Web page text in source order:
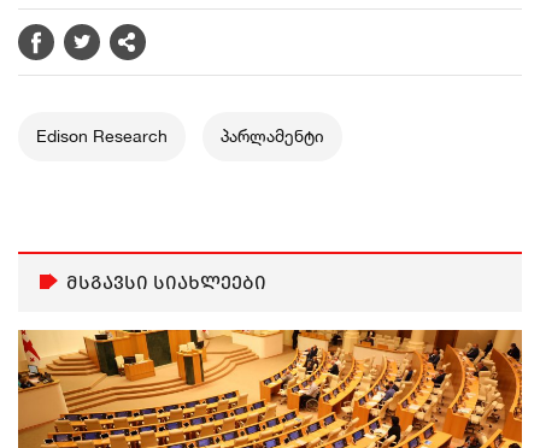
Edison Research პარლამენტი
მსგავსი სიახლეები